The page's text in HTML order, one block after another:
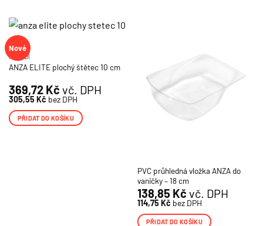
Nové
NÁŘADÍ
ANZA ELITE plochý štětec 10 cm
369,72 Kč vč. DPH
305,55 Kč bez DPH
PŘIDAT DO KOŠÍKU
PVC průhledná vložka ANZA do
vaničky – 18 cm
138,85 Kč vč. DPH
114,75 Kč bez DPH
PŘIDAT DO KOŠÍKU